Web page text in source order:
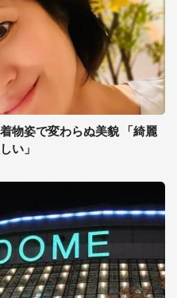
物姿で変わらぬ美貌 「綺麗
い」